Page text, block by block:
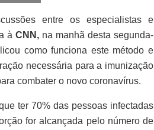
entre os especialistas e
à CNN, na manhã desta segunda-
como funciona este método e
necessária para a imunização
combater o novo coronavírus.
ter 70% das pessoas infectadas
for alcançada pelo número de